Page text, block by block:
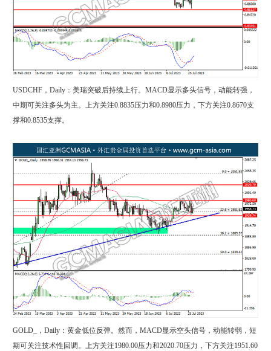
USDCHF，Daily：美瑞突破后持续上行。MACD显示多头信号，动能转强，
中期可关注多头为主。上方关注0.8835压力和0.8980压力，下方关注0.8670支
撑和0.8535支撑。
GOLD_，Daily：黄金低位反弹。然而，MACD显示空头信号，动能转弱，短
期可关注技术性回调。上方关注1980.00压力和2020.70压力，下方关注1951.60